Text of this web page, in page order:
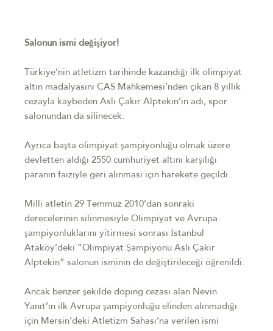
Salonun ismi değişiyor!
Türkiye’nin atletizm tarihinde kazandığı ilk olimpiyat
altın madalyasını CAS Mahkemesi’nden çıkan 8 yıllık
cezayla kaybeden Aslı Çakır Alptekin’in adı, spor
salonundan da silinecek.
Ayrıca başta olimpiyat şampiyonluğu olmak üzere
devletten aldığı 2550 cumhuriyet altını karşılığı
paranın faiziyle geri alınması için harekete geçildi.
Milli atletin 29 Temmuz 2010’dan sonraki
derecelerinin silinmesiyle Olimpiyat ve Avrupa
şampiyonluklarını yitirmesi sonrası İstanbul
Ataköy’deki “Olimpiyat Şampiyonu Aslı Çakır
Alptekin” salonun isminin de değiştirileceği öğrenildi.
Ancak benzer şekilde doping cezası alan Nevin
Yanıt’ın ilk Avrupa şampiyonluğu elinden alınmadığı
için Mersin’deki Atletizm Sahası’na verilen ismi